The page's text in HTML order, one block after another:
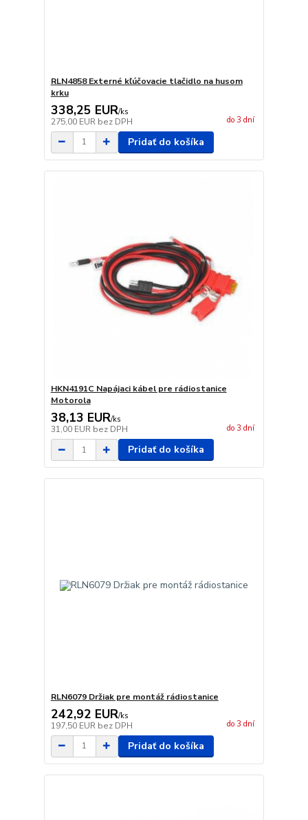
RLN4858 Externé kľúčovacie tlačidlo na husom
krku
338,25 EUR/ks
275,00 EUR bez DPH do 3 dní
Pridať do košíka
HKN4191C Napájaci kábel pre rádiostanice
Motorola
38,13 EUR/ks
31,00 EUR bez DPH do 3 dní
Pridať do košíka
RLN6079 Držiak pre montáž rádiostanice
242,92 EUR/ks
197,50 EUR bez DPH do 3 dní
Pridať do košíka